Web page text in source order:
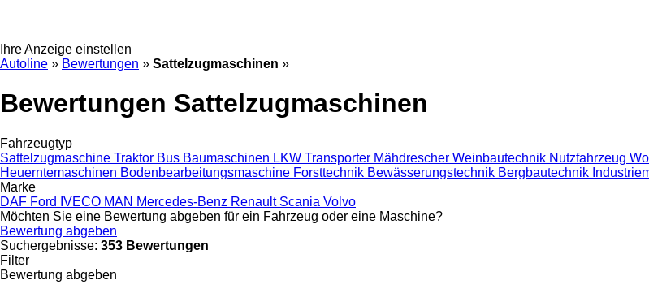
Ihre Anzeige einstellen
Autoline » Bewertungen » Sattelzugmaschinen »
Bewertungen Sattelzugmaschinen
Fahrzeugtyp
Sattelzugmaschine Traktor Bus Baumaschinen LKW Transporter Mähdrescher Weinbautechnik Nutzfahrzeug
Heuerntemaschinen Bodenbearbeitungsmaschine Forsttechnik Bewässerungstechnik Bergbautechnik
Marke
DAF Ford IVECO MAN Mercedes-Benz Renault Scania Volvo
Möchten Sie eine Bewertung abgeben für ein Fahrzeug oder eine Maschine?
Bewertung abgeben
Suchergebnisse: 353 Bewertungen
Filter
Bewertung abgeben